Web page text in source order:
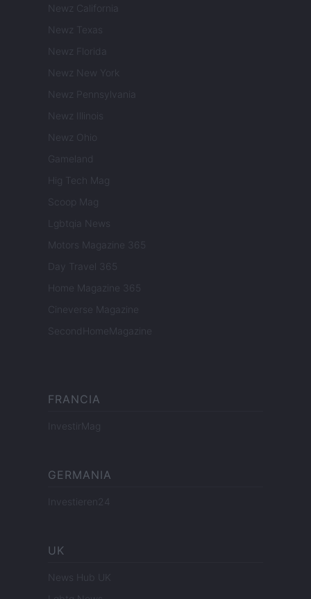
Newz California
Newz Texas
Newz Florida
Newz New York
Newz Pennsylvania
Newz Illinois
Newz Ohio
Gameland
Hig Tech Mag
Scoop Mag
Lgbtqia News
Motors Magazine 365
Day Travel 365
Home Magazine 365
Cineverse Magazine
SecondHomeMagazine
FRANCIA
InvestirMag
GERMANIA
Investieren24
UK
News Hub UK